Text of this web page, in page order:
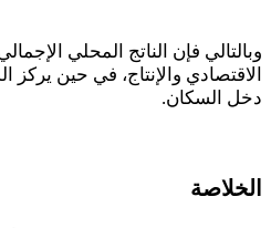
وبالتالي فإن الناتج المحلي
الاقتصادي والإنتاج، في حين
دخل السكان.
الخلاصة